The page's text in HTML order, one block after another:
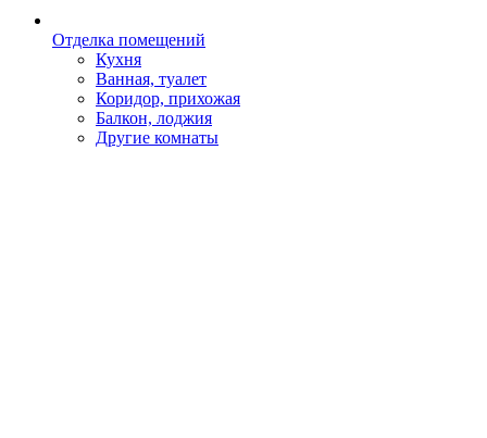
Отделка помещений
Кухня
Ванная, туалет
Коридор, прихожая
Балкон, лоджия
Другие комнаты